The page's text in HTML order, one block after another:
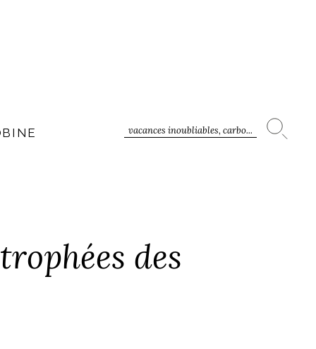
vacances inoubliables, carbo...
des